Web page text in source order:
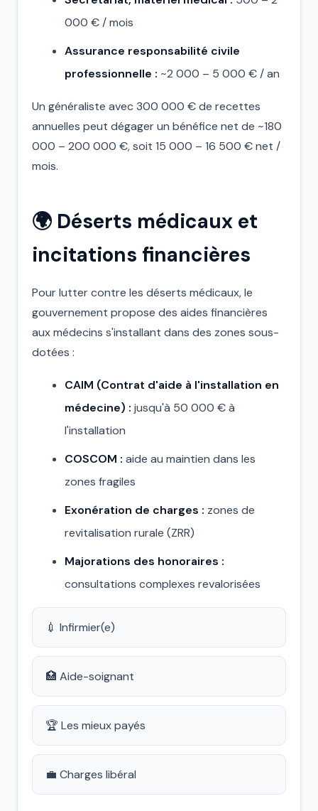
000 € / mois
Assurance responsabilité civile
professionnelle : ~2 000 – 5 000 € / an
Un généraliste avec 300 000 € de recettes
annuelles peut dégager un bénéfice net de ~180
000 – 200 000 €, soit 15 000 – 16 500 € net /
mois.
🌍 Déserts médicaux et
incitations financières
Pour lutter contre les déserts médicaux, le
gouvernement propose des aides financières
aux médecins s'installant dans des zones sous-
dotées :
CAIM (Contrat d'aide à l'installation en
médecine) : jusqu'à 50 000 € à
l'installation
COSCOM : aide au maintien dans les
zones fragiles
Exonération de charges : zones de
revitalisation rurale (ZRR)
Majorations des honoraires :
consultations complexes revalorisées
💉 Infirmier(e)
🏥 Aide-soignant
🏆 Les mieux payés
💼 Charges libéral